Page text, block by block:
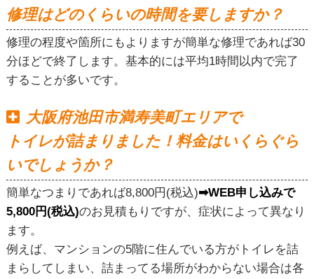
修理はどのくらいの時間を要しますか？
修理の程度や箇所にもよりますが簡単な修理であれば30
分ほどで終了します。基本的には平均1時間以内で完了
することが多いです。
大阪府池田市満寿美町エリアで
トイレが詰まりました！料金はいくらぐら
いでしょうか？
簡単なつまりであれば8,800円(税込)➡WEB申し込みで
5,800円(税込)のお見積もりですが、症状によって異なり
ます。
例えば、マンションの5階に住んでいる方がトイレを詰
まらしてしまい、詰まってる場所がわからない場合は各